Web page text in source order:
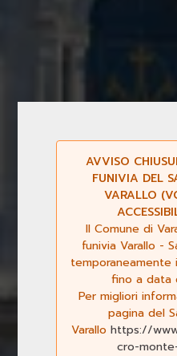
AVVISO
FUNIVIA DEL
VARALLO
Il Comune di
funivia Varallo -
temporaneamente
fino a data
Per migliori
pagina del
Varallo https://
cro-